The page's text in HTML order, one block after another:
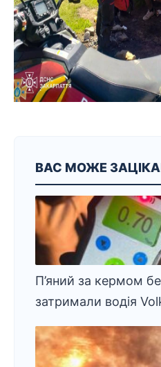
ВАС МОЖЕ
П’яний за кермом
затримали водія